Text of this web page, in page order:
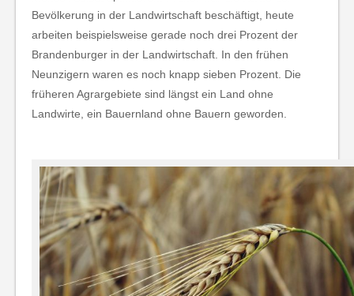
Bevölkerung in der Landwirtschaft beschäftigt, heute
arbeiten beispielsweise gerade noch drei Prozent der
Brandenburger in der Landwirtschaft. In den frühen
Neunzigern waren es noch knapp sieben Prozent. Die
früheren Agrargebiete sind längst ein Land ohne
Landwirte, ein Bauernland ohne Bauern geworden.